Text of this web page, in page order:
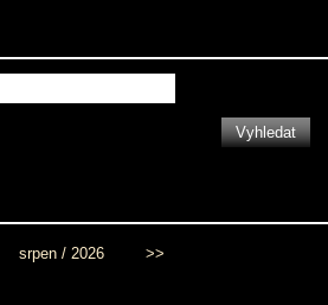
srpen / 2026 >>